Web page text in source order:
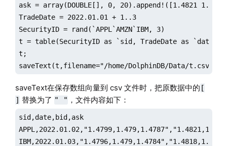
ask = array(DOUBLE[], 0, 20).append!([1.4821
TradeDate = 2022.01.01 + 1..3
SecurityID = rand(`APPL`AMZN`IBM, 3)
t = table(SecurityID as `sid, TradeDate as `date,
t;
saveText(t,filename="/home/DolphinDB/Data/
saveText在保存数组向量到 csv 文件时，把原数据中的 [
] 替换为了 " " ，文件内容如下：
sid,date,bid,ask